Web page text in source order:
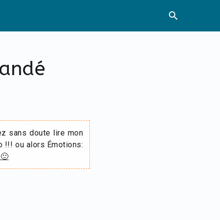
search
sans doute lire mon
!!! ou alors Émotions: